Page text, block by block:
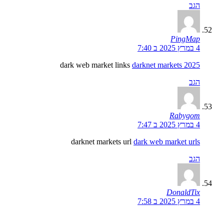
הגב
PingMap
4 במרץ 2025 ב 7:40
dark web market links darknet markets 2025
הגב
Rabygom
4 במרץ 2025 ב 7:47
darknet markets url dark web market urls
הגב
DonaldTix
4 במרץ 2025 ב 7:58